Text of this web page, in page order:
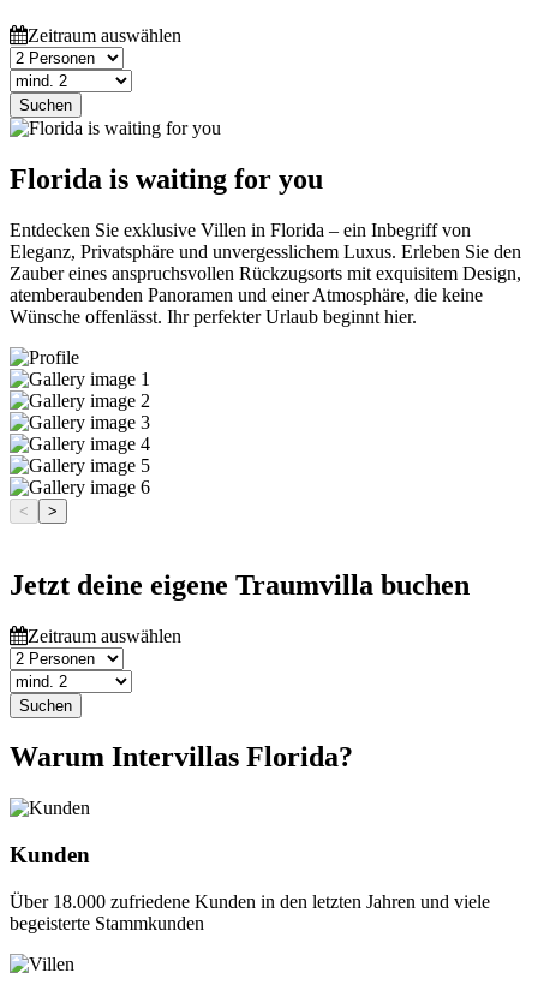
Zeitraum auswählen
Suchen
Florida is waiting for you
Entdecken Sie exklusive Villen in Florida – ein Inbegriff von
Eleganz, Privatsphäre und unvergesslichem Luxus. Erleben Sie den
Zauber eines anspruchsvollen Rückzugsorts mit exquisitem Design,
atemberaubenden Panoramen und einer Atmosphäre, die keine
Wünsche offenlässt. Ihr perfekter Urlaub beginnt hier.
< >
Jetzt deine eigene Traumvilla buchen
Zeitraum auswählen
Suchen
Warum Intervillas Florida?
Kunden
Über 18.000 zufriedene Kunden in den letzten Jahren und viele
begeisterte Stammkunden